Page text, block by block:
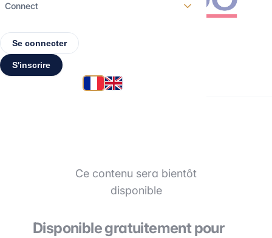
Connect
Se connecter
S'inscrire
Intermédiaire
Ce contenu sera bientôt
disponible
Disponible gratuitement pour